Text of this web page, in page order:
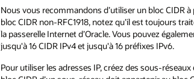
Nous vous recommandons d’utiliser un bloc CIDR
bloc CIDR non-RFC1918, notez qu’il est toujours
la passerelle Internet d’Oracle. Vous pouvez
jusqu'à 16 CIDR IPv4 et jusqu'à 16 préfixes IPv6.
Pour utiliser les adresses IP, créez des sous-